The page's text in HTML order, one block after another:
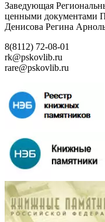
Заведующая
ценными документами
Денисова Регина
8(8112) 72-08-01
rk@pskovlib.ru
rare@pskovlib.ru